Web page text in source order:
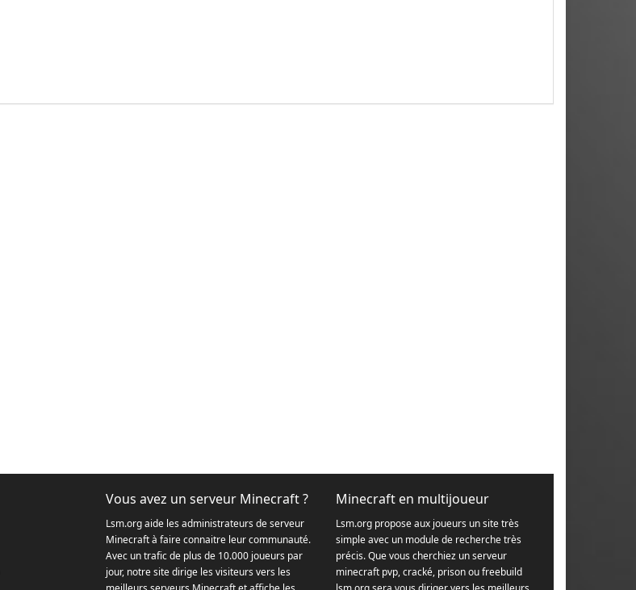
Vous avez un serveur Minecraft ?
Lsm.org aide les administrateurs de serveur
Minecraft à faire connaitre leur communauté.
Avec un trafic de plus de 10.000 joueurs par
jour, notre site dirige les visiteurs vers les
Minecraft en multijoueur
Lsm.org propose aux joueurs un site très
simple avec un module de recherche très
précis. Que vous cherchiez un serveur
minecraft pvp, cracké, prison ou freebuild